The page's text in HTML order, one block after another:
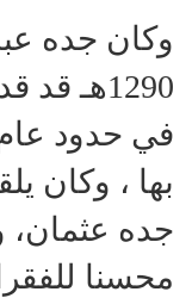
وكان جده
1290هـ
بها ، وكان
جده عثمان،
محسنا